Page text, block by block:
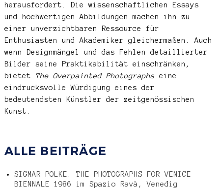
herausfordert. Die wissenschaftlichen Essays
und hochwertigen Abbildungen machen ihn zu
einer unverzichtbaren Ressource für
Enthusiasten und Akademiker gleichermaßen. Auch
wenn Designmängel und das Fehlen detaillierter
Bilder seine Praktikabilität einschränken,
bietet The Overpainted Photographseine
eindrucksvolle Würdigung eines der
bedeutendsten Künstler der zeitgenössischen
Kunst.
ALLE BEITRÄGE
SIGMAR POLKE: THE PHOTOGRAPHS FOR VENICE
BIENNALE 1986 im Spazio Ravà, Venedig